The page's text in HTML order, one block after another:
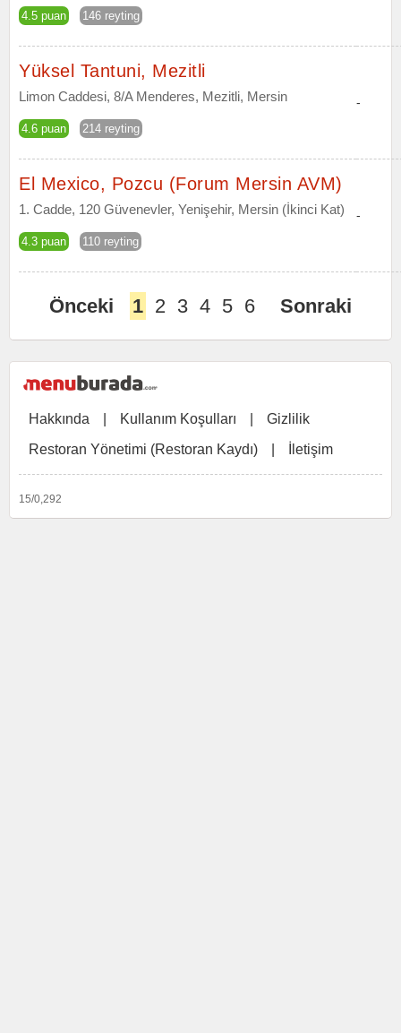
4.5 puan 146 reyting
Yüksel Tantuni, Mezitli
Limon Caddesi, 8/A Menderes, Mezitli, Mersin
4.6 puan 214 reyting
-
El Mexico, Pozcu (Forum Mersin AVM)
1. Cadde, 120 Güvenevler, Yenişehir, Mersin (İkinci Kat)
4.3 puan 110 reyting
-
Önceki 1 2 3 4 5 6 Sonraki
Hakkında Kullanım Koşulları
Gizlilik
Restoran Yönetimi (Restoran Kaydı)
İletişim
15/0,292